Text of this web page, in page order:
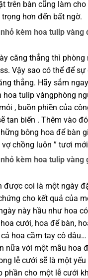
trên bàn cũng làm cho
hơn đến bất ngờ.
kèm hoa tulip vàng
căng thẳng thì phòng
Vậy sao có thể để
thẳng. Hãy sắm
hoa tulip vàngphòng
, buồn phiền của
tan biến . Thêm vào
bông hoa để bàn
chồng luôn ” tươi
kèm hoa tulip vàng
được coi là một ngày
cho kết quả của
này hầu như hoa
cưới, hoa để bàn,
hoa cầm tay cô dâu…
nữa với một mẫu hoa
lễ cưới sẽ là một
phần cho một lễ cưới